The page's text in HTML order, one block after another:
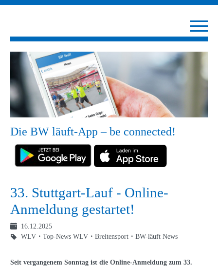
Die BW läuft-App – be connected!
33. Stuttgart-Lauf - Online-
Anmeldung gestartet!
16.12.2025
WLV
Top-News WLV Breitensport BW-läuft News
Seit vergangenem Sonntag ist die Online-Anmeldung zum 33.